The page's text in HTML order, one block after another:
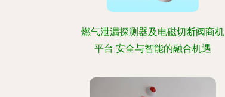
燃气泄漏探测器及电磁切断阀商机
平台 安全与智能的融合机遇